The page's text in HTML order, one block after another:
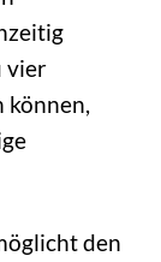
vier
können,
den